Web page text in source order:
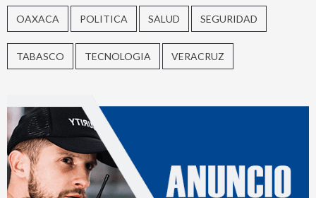
OAXACA POLITICA SALUD SEGURIDAD
TABASCO TECNOLOGIA VERACRUZ